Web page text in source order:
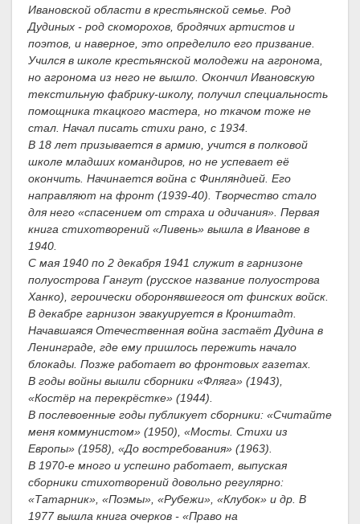
Ивановской области в крестьянской семье. Род
Дудиных - род скоморохов, бродячих артистов и
поэтов, и наверное, это определило его призвание.
Учился в школе крестьянской молодежи на агронома,
но агронома из него не вышло. Окончил Ивановскую
текстильную фабрику-школу, получил специальность
помощника ткацкого мастера, но ткачом тоже не
стал. Начал писать стихи рано, с 1934.
В 18 лет призывается в армию, учится в полковой
школе младших командиров, но не успевает её
окончить. Начинается война с Финляндией. Его
направляют на фронт (1939-40). Творчество стало
для него «спасением от страха и одичания». Первая
книга стихотворений «Ливень» вышла в Иванове в
1940.
С мая 1940 по 2 декабря 1941 служит в гарнизоне
полуострова Гангут (русское название полуострова
Ханко), героически оборонявшегося от финских войск.
В декабре гарнизон эвакуируется в Кронштадт.
Начавшаяся Отечественная война застаёт Дудина в
Ленинграде, где ему пришлось пережить начало
блокады. Позже работает во фронтовых газетах.
В годы войны вышли сборники «Фляга» (1943),
«Костёр на перекрёстке» (1944).
В послевоенные годы публикует сборники: «Считайте
меня коммунистом» (1950), «Мосты. Стихи из
Европы» (1958), «До востребования» (1963).
В 1970-е много и успешно работает, выпуская
сборники стихотворений довольно регулярно:
«Татарник», «Поэмы», «Рубежи», «Клубок» и др. В
1977 вышла книга очерков - «Право на